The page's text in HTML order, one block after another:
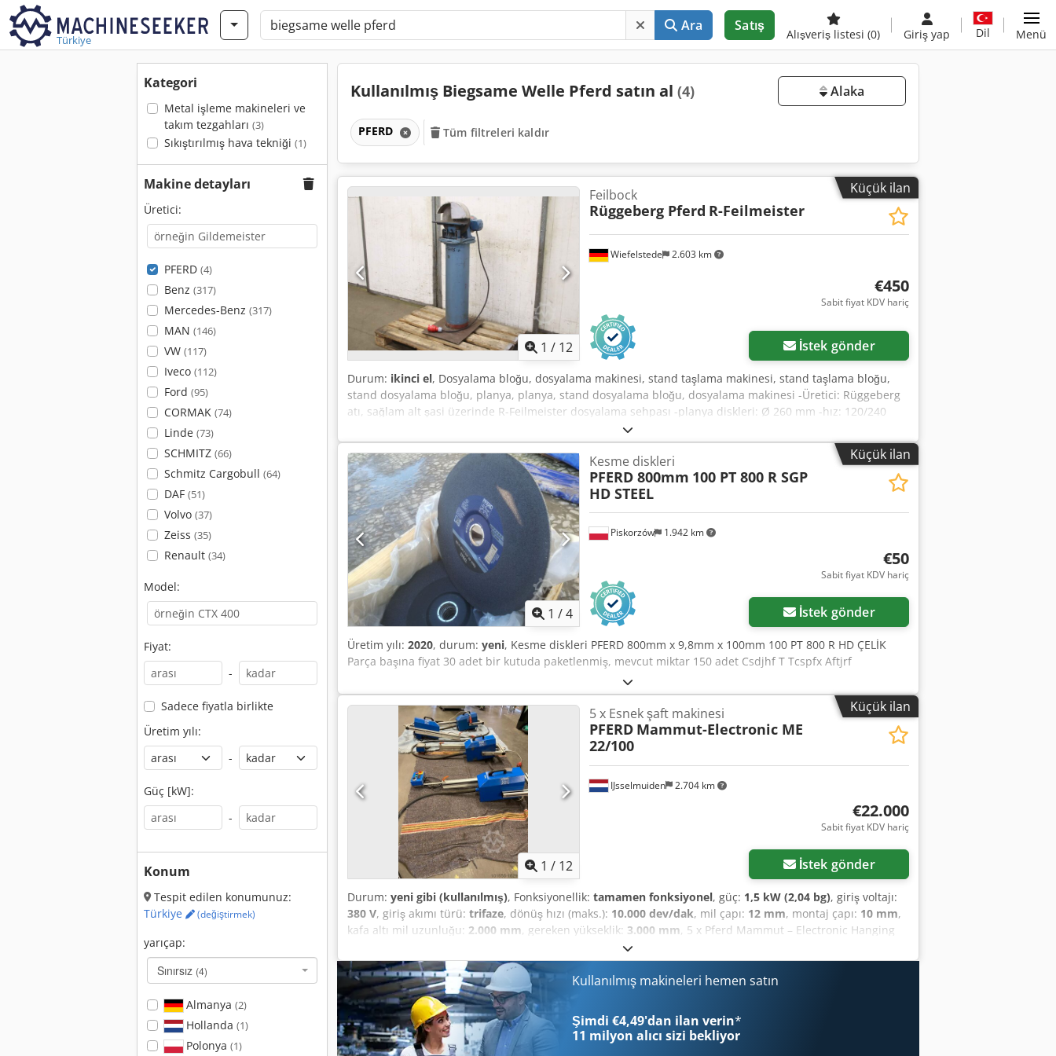
Türkiye
Ara Satış
Alışveriş listesi (0) Giriş yap Dil Menü
Kategori
Metal işleme makineleri ve
takım tezgahları (3)
Sıkıştırılmış hava tekniği (1)
Makine detayları
Üretici:
PFERD (4)
Benz (317)
Mercedes-Benz (317)
MAN (146)
VW (117)
Iveco (112)
Ford (95)
CORMAK (74)
Linde (73)
SCHMITZ (66)
Schmitz Cargobull (64)
DAF (51)
Volvo (37)
Zeiss (35)
Renault (34)
Model:
Fiyat:
-
Sadece fiyatla birlikte
Üretim yılı:
-
Güç [kW]:
-
Konum
Tespit edilen konumunuz:
Türkiye
(değiştirmek)
yarıçap:
Sınırsız (4)
Almanya (2)
Hollanda (1)
Polonya (1)
Kullanılmış Biegsame Welle Pferd satın al (4) Alaka
PFERD Tüm filtreleri kaldır
Küçük ilan
1 / 12
Wiefelstede 2.603 km
Feilbock
Rüggeberg Pferd R-Feilmeister
€450
Sabit fiyat KDV hariç
İstek gönder
Durum: ikinci el, Dosyalama bloğu, dosyalama makinesi, stand taşlama makinesi, stand taşlama bloğu,
stand dosyalama bloğu, planya, planya, stand dosyalama bloğu, dosyalama makinesi -Üretici: Rüggeberg
atı, sağlam alt şasi üzerinde R-Feilmeister dosyalama sehpası -planya diskleri: Ø 260 mm -hız: 120/240
rpm -çalışma gerilimi: 380 volt Csdpfx Ajlbdmbsftjrf -boyutlar: 500/400/H1175 mm -Ağırlık: 120 kg
Küçük ilan
1 /4
Piskorzów 1.942 km
Kesme diskleri
PFERD 800mm 100 PT 800 R SGP
HD STEEL
€50
Sabit fiyat KDV hariç
İstek gönder
Üretim yılı: 2020, durum: yeni, Kesme diskleri PFERD 800mm x 9,8mm x 100mm 100 PT 800 R HD ÇELİK
Parça başına fiyat 30 adet bir kutuda paketlenmiş, mevcut miktar 150 adet Csdjhf T Tcspfx Aftjrf
Küçük ilan
1 / 12
IJsselmuiden 2.704 km
5 x Esnek şaft makinesi
PFERD Mammut-Electronic ME
22/100
€22.000
Sabit fiyat KDV hariç
İstek gönder
Durum: yeni gibi (kullanılmış), Fonksiyonellik: tamamen fonksiyonel, güç: 1,5 kW (2,04 bg), giriş voltajı:
380 V, giriş akımı türü: trifaze, dönüş hızı (maks.): 10.000 dev/dak, mil çapı: 12 mm, montaj çapı: 10 mm,
kafa altı mil uzunluğu: 2.000 mm, gereken yükseklik: 3.000 mm, 5 x Pferd Mammut – Electronic Hanging
Motors: In stock at Kinket SSP B.V. These hanging motors provide an excellent solution for a wide range of
industrial applications such as grinding, polishing, brushing, and milling. Features of 5 x Pferd Mammut –
Electronic Hanging Motors: - Stepless Speed Control: The Pferd hanging motors are equipped with a
stepless speed control, adjustable from 100 to 10,000 rpm. This allows you to select the optimal speed for
the specific tasks and materials you are processing, giving you full control over your machining processes.
- Complete Package Ready for Immediate Use: At Kinket SSP, we supply the used hanging motors complete
with required slip rings and a 12-meter VAHLE conductor rail. - Versatile: Whether you are working in
Kullanılmış makineleri hemen satın
Şimdi €4,49'dan ilan verin*
11 milyon alıcı sizi bekliyor